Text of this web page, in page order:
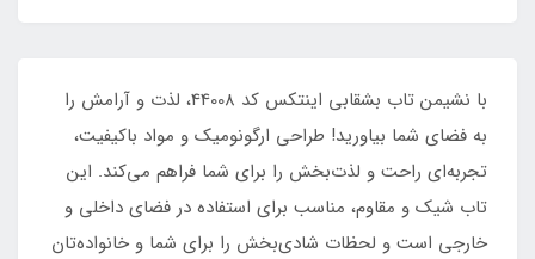
با نشیمن تاب بشقابی اینتکس کد 44008، لذت و آرامش را
به فضای شما بیاورید! طراحی ارگونومیک و مواد باکیفیت،
تجربه‌ای راحت و لذت‌بخش را برای شما فراهم می‌کند. این
تاب شیک و مقاوم، مناسب برای استفاده در فضای داخلی و
خارجی است و لحظات شادی‌بخش را برای شما و خانواده‌تان